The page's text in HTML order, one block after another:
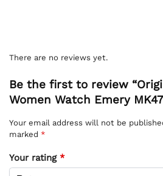
There are no reviews yet.
Be the first to review
Women Watch Emery
Your email address will not be
marked *
Your rating *